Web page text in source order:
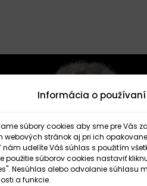
Informácia o
súbory cookies aby sme pre Vás
webových stránok aj pri ich
nám udelíte Váš súhlas s použitím
použitie súborov cookies nastaviť
Nesúhlas alebo odvolanie súhlasu
a funkcie.